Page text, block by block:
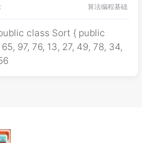
算法编程基础
97, 76, 13, 27, 49, 78, 34,